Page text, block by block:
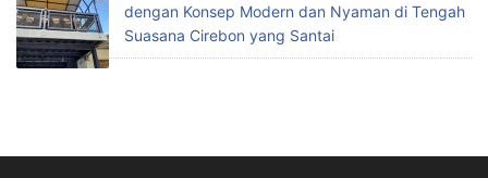
dengan Konsep Modern dan Nyaman di Tengah
Suasana Cirebon yang Santai